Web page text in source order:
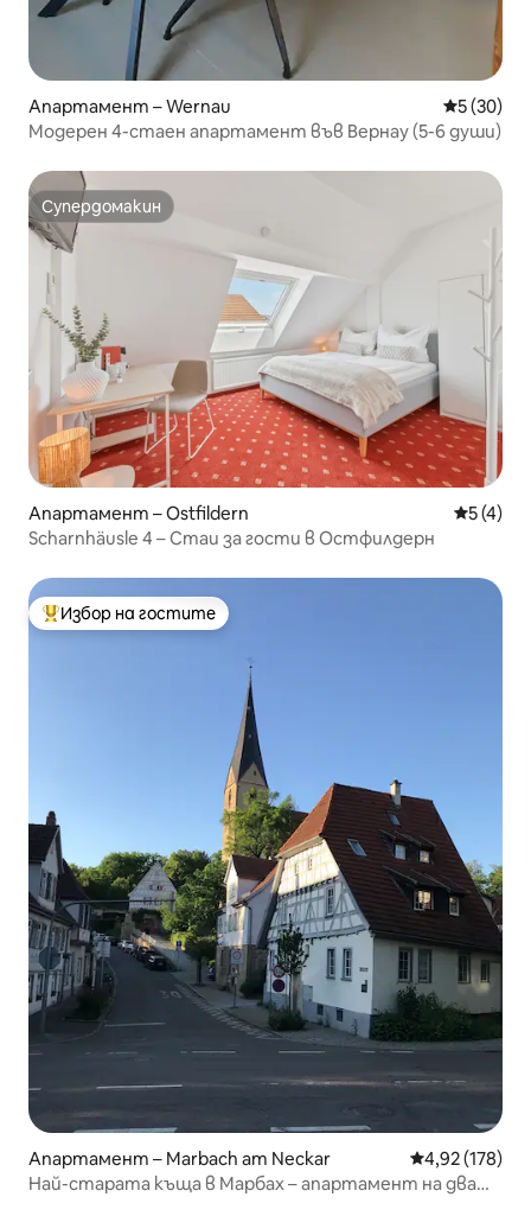
Апартамент – Wernau Средна
5 (30)
Модерен 4-стаен апартамент във Вернау (5-6 души)
Супердомакин
Супердомакин
Апартамент – Ostfildern Средна
5 (4)
Scharnhäusle 4 – Стаи за гости в Остфилдерн
Най-популярен избор на гостите
Избор на гостите
Апартамент – Marbach am Neckar Средна
4,92 (178)
Най-старата къща в Марбах – апартамент на два